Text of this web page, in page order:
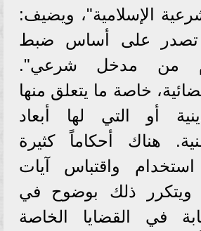
الإسلامية"، ويضيف:
تصدر على أساس ضبط
من مدخل شرعي".
خاصة ما يتعلق منها
أو التي لها أبعاد
هناك أحكاماً كثيرة
واقتباس آيات
ويتكرر ذلك بوضوح في
في القضايا الخاصة